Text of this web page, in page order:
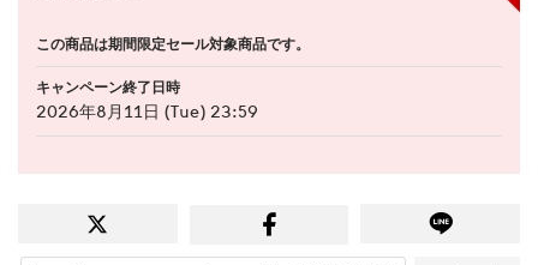
この商品は期間限定セール対象商品です。
キャンペーン終了日時
2026年8月11日 (Tue) 23:59